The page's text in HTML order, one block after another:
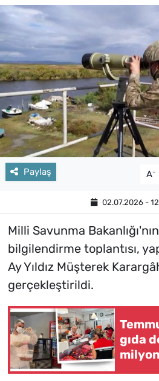
Paylaş A-
02.07.2026 -
Milli Savunma
bilgilendirme toplantısı,
Ay Yıldız Müşterek
gerçekleştirildi.
gıda